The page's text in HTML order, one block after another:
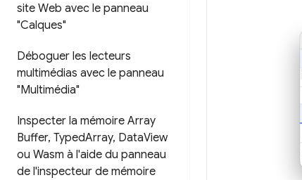
site Web avec le panneau
"Calques"
Déboguer les lecteurs
multimédias avec le panneau
"Multimédia"
Inspecter la mémoire Array
Buffer, TypedArray, DataView
ou Wasm à l'aide du panneau
de l'inspecteur de mémoire